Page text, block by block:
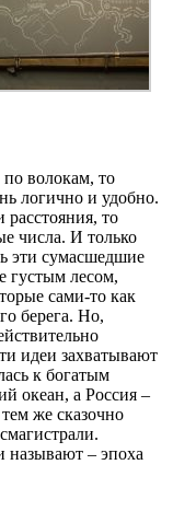
по волокам, то
логично и удобно.
расстояния, то
числа. И только
эти сумасшедшие
густым лесом,
сами-то как
берега. Но,
идеи захватывают
к богатым
океан, а Россия –
же сказочно
называют – эпоха